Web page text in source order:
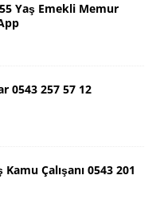
Yaş Emekli Memur
0543 257 57 12
Çalışanı 0543 201